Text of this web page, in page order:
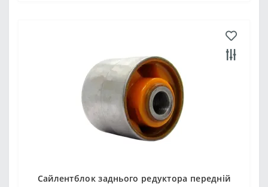
Сайлентблок заднього редуктора передній